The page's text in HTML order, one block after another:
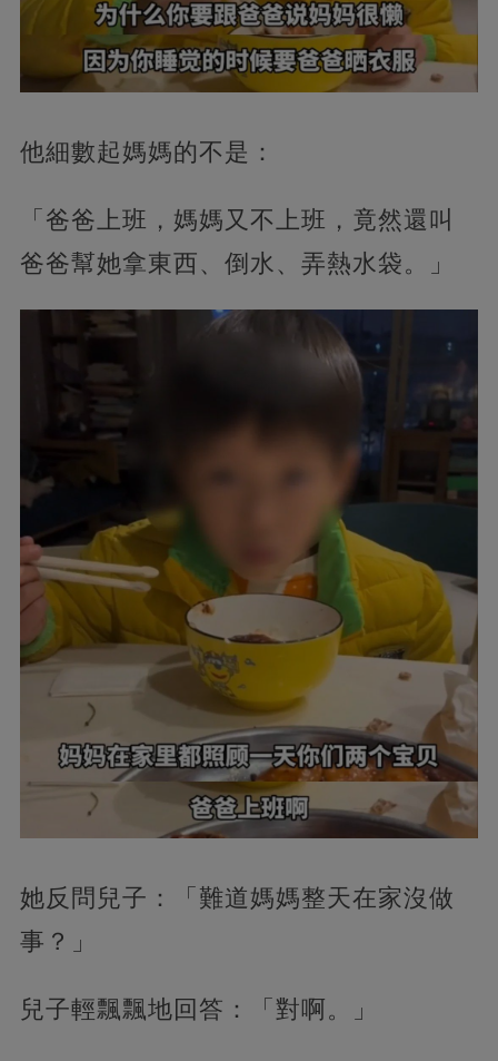
他細數起媽媽的不是：
「爸爸上班，媽媽又不上班，竟然還叫
爸爸幫她拿東西、倒水、弄熱水袋。」
她反問兒子：「難道媽媽整天在家沒做
事？」
兒子輕飄飄地回答：「對啊。」